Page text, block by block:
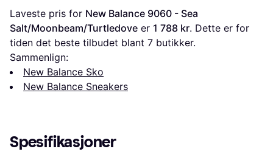
Laveste pris for New Balance 9060 - Sea
Salt/Moonbeam/Turtledove er 1 788 kr. Dette er for
tiden det beste tilbudet blant 7 butikker.
Sammenlign:
New Balance Sko
New Balance Sneakers
Spesifikasjoner